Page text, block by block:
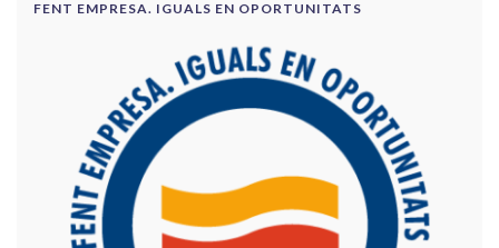
FENT EMPRESA. IGUALS EN OPORTUNITATS